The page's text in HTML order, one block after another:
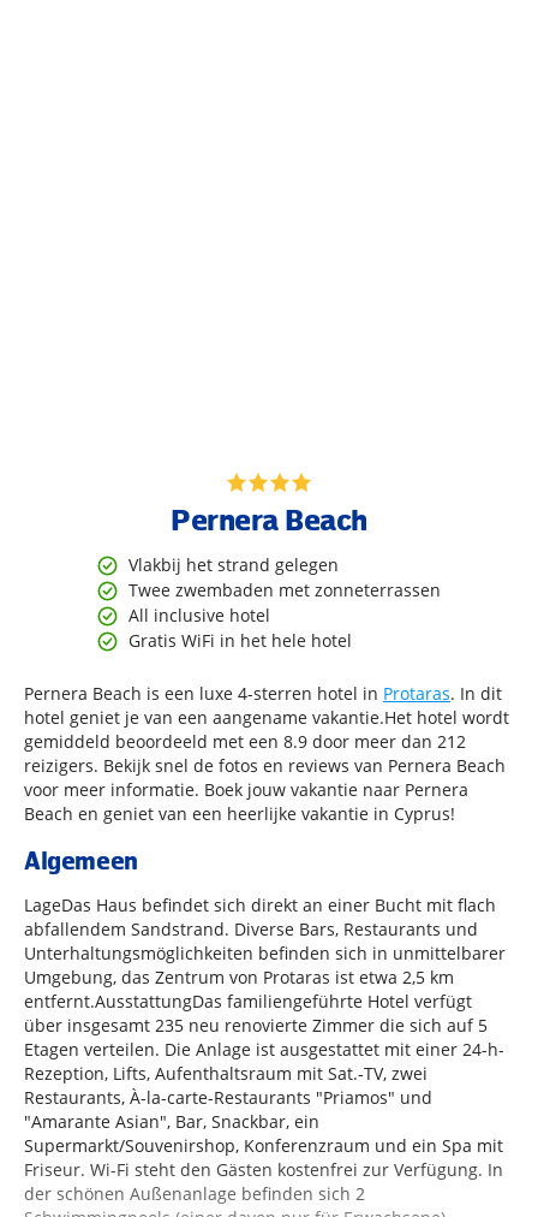
Pernera Beach
Vlakbij het strand gelegen
Twee zwembaden met zonneterrassen
All inclusive hotel
Gratis WiFi in het hele hotel
Pernera Beach is een luxe 4-sterren hotel in Protaras. In dit
hotel geniet je van een aangename vakantie.Het hotel wordt
gemiddeld beoordeeld met een 8.9 door meer dan 212
reizigers. Bekijk snel de fotos en reviews van Pernera Beach
voor meer informatie. Boek jouw vakantie naar Pernera
Beach en geniet van een heerlijke vakantie in Cyprus!
Algemeen
LageDas Haus befindet sich direkt an einer Bucht mit flach
abfallendem Sandstrand. Diverse Bars, Restaurants und
Unterhaltungsmöglichkeiten befinden sich in unmittelbarer
Umgebung, das Zentrum von Protaras ist etwa 2,5 km
entfernt.AusstattungDas familiengeführte Hotel verfügt
über insgesamt 235 neu renovierte Zimmer die sich auf 5
Etagen verteilen. Die Anlage ist ausgestattet mit einer 24-h-
Rezeption, Lifts, Aufenthaltsraum mit Sat.-TV, zwei
Restaurants, À-la-carte-Restaurants "Priamos" und
"Amarante Asian", Bar, Snackbar, ein
Supermarkt/Souvenirshop, Konferenzraum und ein Spa mit
Friseur. Wi-Fi steht den Gästen kostenfrei zur Verfügung. In
der schönen Außenanlage befinden sich 2